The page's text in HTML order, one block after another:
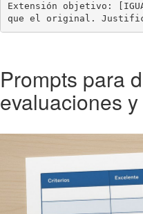
Extensión objetivo: [IGUAL
que el original.
Prompts para
evaluaciones